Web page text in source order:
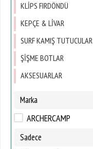
KLİPS FIRDÖNDÜ
KEPÇE & LİVAR
SURF KAMIŞ TUTUCULAR
ŞİŞME BOTLAR
AKSESUARLAR
Marka
ARCHERCAMP
Sadece